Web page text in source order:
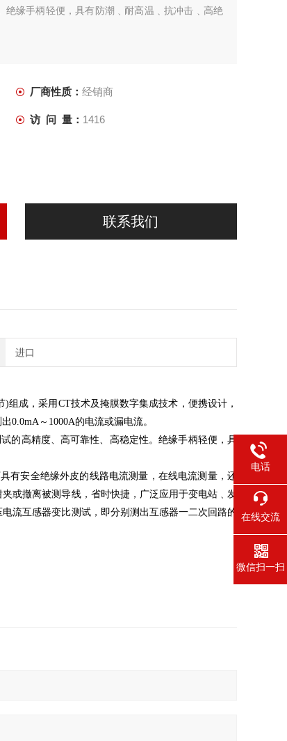
缘手柄轻便，具有防潮﹑耐高温﹑抗冲击﹑高绝
厂商性质： 经销商
访 问 量： 1416
联系我们
进口
组成，采用CT技术及掩膜数字集成技术，便携设计，
0.0mA～1000A的电流或漏电流。
的高精度、高可靠性、高稳定性。绝缘手柄轻便，具
有安全绝缘外皮的线路电流测量，在线电流测量，还
或撤离被测导线，省时快捷，广泛应用于变电站﹑发
流互感器变比测试，即分别测出互感器一二次回路的
电话
在线交流
微信扫一扫